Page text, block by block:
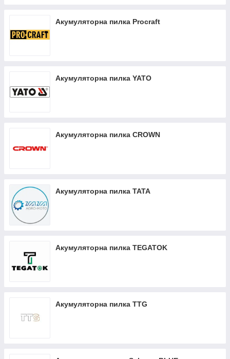
Акумуляторна пилка Procraft
Акумуляторна пилка YATO
Акумуляторна пилка CROWN
Акумуляторна пилка ТАТА
Акумуляторна пилка TEGATOK
Акумуляторна пилка TTG